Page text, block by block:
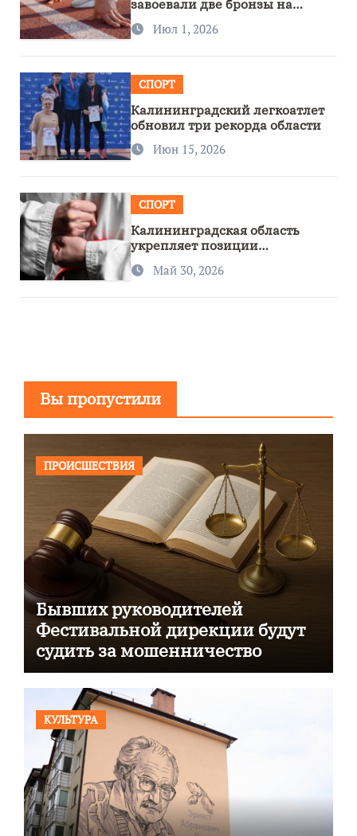
завоевали две бронзы на
первенстве России
Июл 1, 2026
СПОРТ
Калининградский легкоатлет
обновил три рекорда области
Июн 15, 2026
СПОРТ
Калининградская область
укрепляет позиции
спортивного региона
Май 30, 2026
Вы пропустили
ПРОИСШЕСТВИЯ
Бывших руководителей
Фестивальной дирекции будут
судить за мошенничество
КУЛЬТУРА